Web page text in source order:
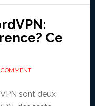
Ce
sont deux